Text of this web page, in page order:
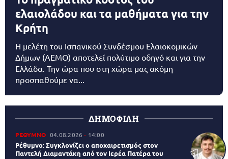
ελαιολάδου και τα μαθήματα για την
Κρήτη
Η μελέτη του Ισπανικού Συνδέσμου Ελαιοκομικών
Δήμων (AEMO) αποτελεί πολύτιμο οδηγό και για την
Ελλάδα. Την ώρα που στη χώρα μας ακόμη
προσπαθούμε να...
ΔΗΜΟΦΙΛΗ
ΡΕΘΥΜΝΟ 04.08.2026 14:00
Ρέθυμνο: Συγκλονίζει ο αποχαιρετισμός στον
Παντελή Διαμαντάκη από τον Ιερέα Πατέρα του